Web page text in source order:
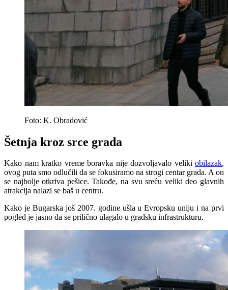
Foto: K. Obradović
Šetnja kroz srce grada
Kako nam kratko vreme boravka nije dozvoljavalo veliki obilazak,
ovog puta smo odlučili da se fokusiramo na strogi centar grada. A on
se najbolje otkriva pešice. Takođe, na svu sreću veliki deo glavnih
atrakcija nalazi se baš u centru.
Kako je Bugarska još 2007. godine ušla u Evropsku uniju i na prvi
pogled je jasno da se prilično ulagalo u gradsku infrastrukturu.